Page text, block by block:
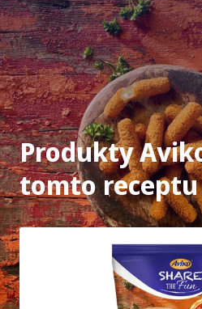
Produkty
tomto receptu